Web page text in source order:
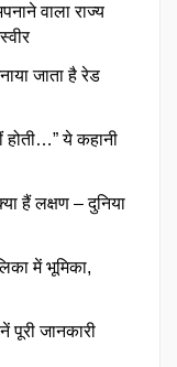
वाला राज्य
जाता है रेड
होती…” ये कहानी
हैं लक्षण – दुनिया
में भूमिका,
पूरी जानकारी